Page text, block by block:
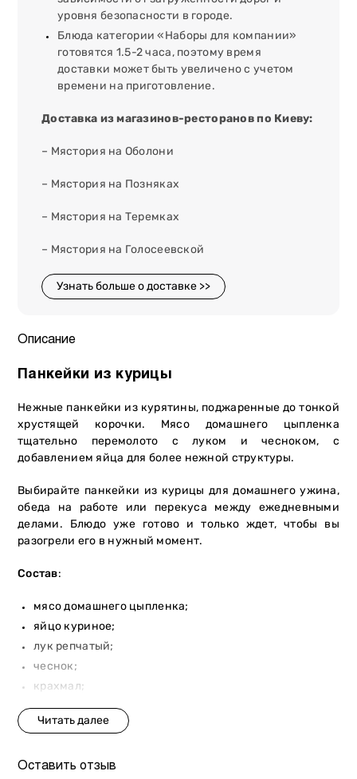
уровня безопасности в городе.
Блюда категории «Наборы для компании»
готовятся 1.5-2 часа, поэтому время
доставки может быть увеличено с учетом
времени на приготовление.
Доставка из магазинов-ресторанов по Киеву:
– Мястория на Оболони
– Мястория на Позняках
– Мястория на Теремках
– Мястория на Голосеевской
Узнать больше о доставке >>
Описание
Панкейки из курицы
Нежные панкейки из курятины, поджаренные до тонкой
хрустящей корочки. Мясо домашнего цыпленка
тщательно перемолото с луком и чесноком, с
добавлением яйца для более нежной структуры.
Выбирайте панкейки из курицы для домашнего ужина,
обеда на работе или перекуса между ежедневными
делами. Блюдо уже готово и только ждет, чтобы вы
разогрели его в нужный момент.
Состав:
мясо домашнего цыпленка;
яйцо куриное;
лук репчатый;
чеснок;
крахмал;
соль.
Заказывайте панкейки из курицы от «Мястории», чтобы
Оставить отзыв